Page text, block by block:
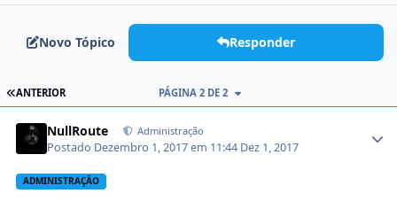
Novo Tópico Responder
ANTERIOR PÁGINA 2 DE 2
NullRoute Administração
Postado Dezembro 1, 2017 em 11:44 Dez 1, 2017
ADMINISTRAÇÃO